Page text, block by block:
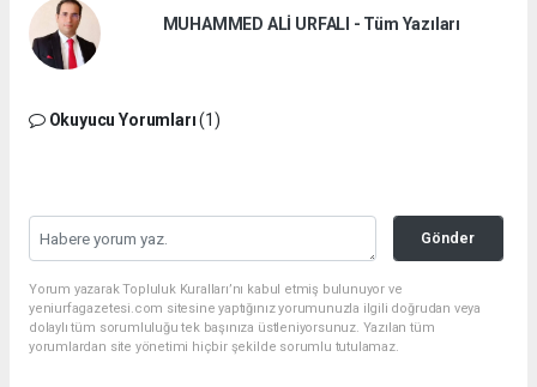
MUHAMMED ALİ URFALI - Tüm Yazıları
Okuyucu Yorumları(1)
Gönder
Yorum yazarak Topluluk Kuralları’nı kabul etmiş bulunuyor ve
yeniurfagazetesi.com sitesine yaptığınız yorumunuzla ilgili doğrudan veya
dolaylı tüm sorumluluğu tek başınıza üstleniyorsunuz. Yazılan tüm
yorumlardan site yönetimi hiçbir şekilde sorumlu tutulamaz.